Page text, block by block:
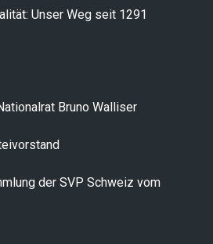
Unser Weg seit 1291
Bruno Walliser
der SVP Schweiz vom